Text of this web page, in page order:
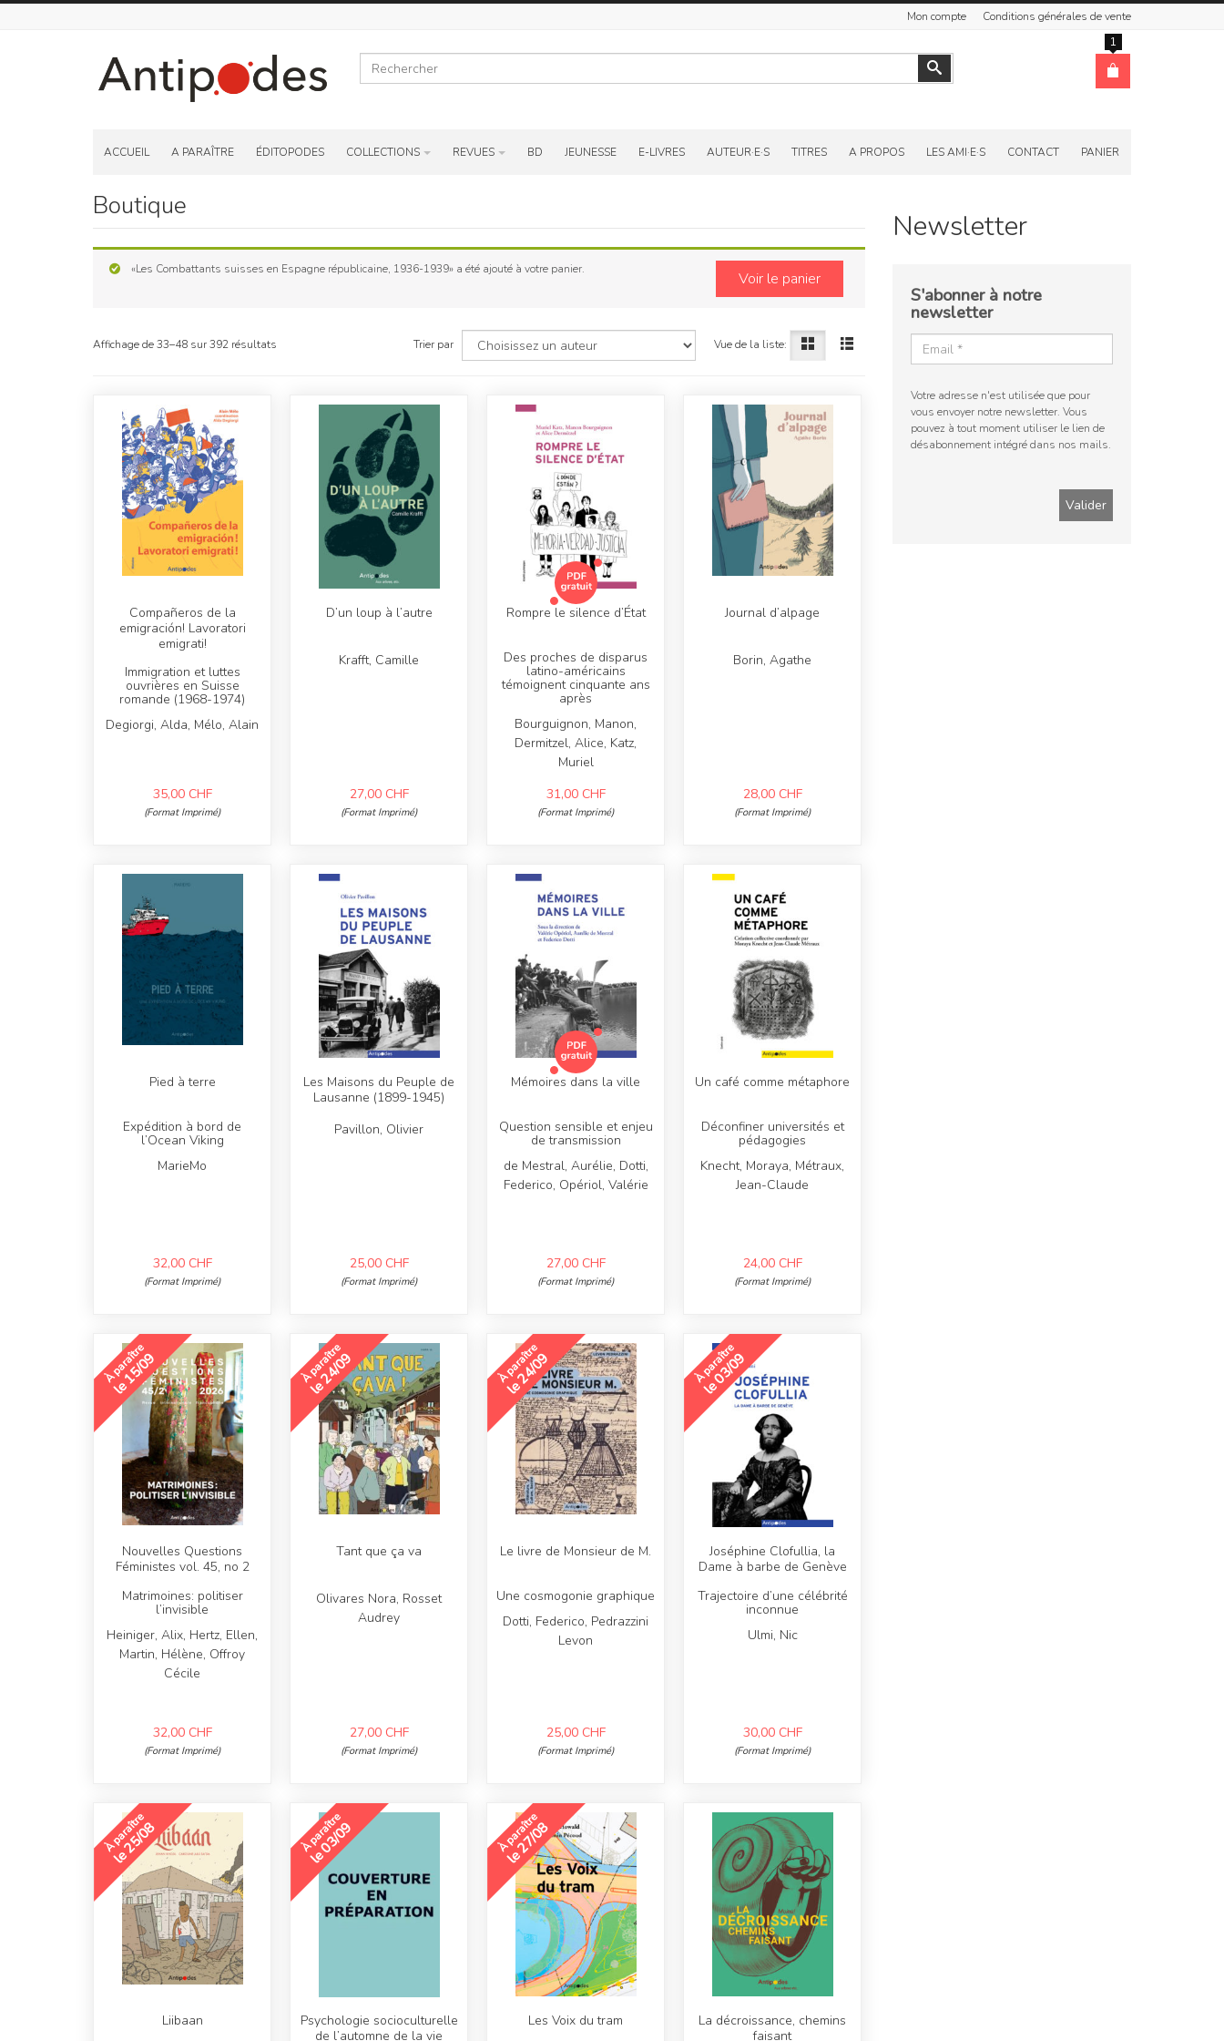
Mon compte Conditions générales de vente
1
ACCUEIL A PARAÎTRE ÉDITOPODES COLLECTIONS REVUES BD JEUNESSE E-LIVRES AUTEUR·E·S TITRES A PROPOS LES AMI·E·S CONTACT PANIER
Boutique
Voir le panier
«Les Combattants suisses en Espagne républicaine, 1936-1939» a été ajouté à votre panier.
Affichage de 33–48 sur 392 résultats Trier par Vue de la liste:
Compañeros de la
emigración! Lavoratori
emigrati!
Immigration et luttes
ouvrières en Suisse
romande (1968-1974)
Degiorgi, Alda, Mélo, Alain
35,00 CHF
(Format Imprimé)
D’un loup à l’autre
Krafft, Camille
27,00 CHF
(Format Imprimé)
Rompre le silence d’État
Des proches de disparus
latino-américains
témoignent cinquante ans
après
Bourguignon, Manon,
Dermitzel, Alice, Katz,
Muriel
31,00 CHF
(Format Imprimé)
Journal d’alpage
Borin, Agathe
28,00 CHF
(Format Imprimé)
Pied à terre
Expédition à bord de
l’Ocean Viking
MarieMo
32,00 CHF
(Format Imprimé)
Les Maisons du Peuple de
Lausanne (1899-1945)
Pavillon, Olivier
25,00 CHF
(Format Imprimé)
Mémoires dans la ville
Question sensible et enjeu
de transmission
de Mestral, Aurélie, Dotti,
Federico, Opériol, Valérie
27,00 CHF
(Format Imprimé)
Un café comme métaphore
Déconfiner universités et
pédagogies
Knecht, Moraya, Métraux,
Jean-Claude
24,00 CHF
(Format Imprimé)
À paraître
le 15/09
Nouvelles Questions
Féministes vol. 45, no 2
Matrimoines: politiser
l’invisible
Heiniger, Alix, Hertz, Ellen,
Martin, Hélène, Offroy
Cécile
32,00 CHF
(Format Imprimé)
À paraître
le 24/09
Tant que ça va
Olivares Nora, Rosset
Audrey
27,00 CHF
(Format Imprimé)
À paraître
le 24/09
Le livre de Monsieur de M.
Une cosmogonie graphique
Dotti, Federico, Pedrazzini
Levon
25,00 CHF
(Format Imprimé)
À paraître
le 03/09
Joséphine Clofullia, la
Dame à barbe de Genève
Trajectoire d’une célébrité
inconnue
Ulmi, Nic
30,00 CHF
(Format Imprimé)
À paraître
le 25/08
Liibaan
À paraître
le 03/09
Psychologie socioculturelle
de l’automne de la vie
À paraître
le 27/08
Les Voix du tram
La décroissance, chemins
faisant
Newsletter
S'abonner à notre
newsletter
Votre adresse n'est utilisée que pour
vous envoyer notre newsletter. Vous
pouvez à tout moment utiliser le lien de
désabonnement intégré dans nos mails.